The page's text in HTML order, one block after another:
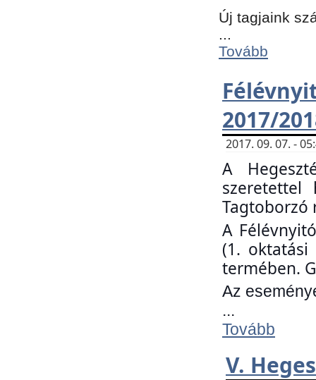
Új tagjaink
Tovább
2017/
2017. 09. 07. -
A
Tagtoborzó
A
(1. oktatási
termében.
Az
...
Tovább
V.